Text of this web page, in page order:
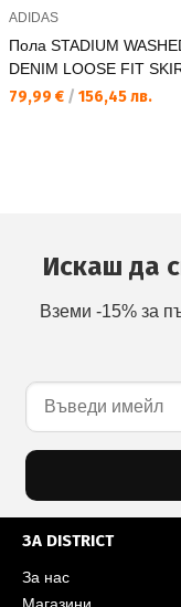
ADIDAS
Пола STADIUM
DENIM LOOSE FIT
Текуща цена:
79,99 € / 156,45 лв.
Искаш да
Вземи -15% за
ЗА DISTRICT
За нас